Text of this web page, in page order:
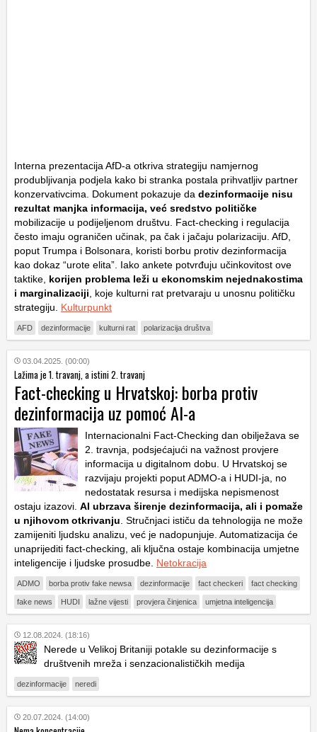
Interna prezentacija AfD-a otkriva strategiju namjernog
produbljivanja podjela kako bi stranka postala prihvatljiv partner
konzervativcima. Dokument pokazuje da dezinformacije nisu
rezultat manjka informacija, već sredstvo političke
mobilizacije u podijeljenom društvu. Fact-checking i regulacija
često imaju ograničen učinak, pa čak i jačaju polarizaciju. AfD,
poput Trumpa i Bolsonara, koristi borbu protiv dezinformacija
kao dokaz “urote elita”. Iako ankete potvrđuju učinkovitost ove
taktike, korijen problema leži u ekonomskim nejednakostima
i marginalizaciji, koje kulturni rat pretvaraju u unosnu političku
strategiju. Kulturpunkt
AFD dezinformacije kulturni rat polarizacija društva
03.04.2025. (00:00)
Lažima je 1. travanj, a istini 2. travanj
Fact-checking u Hrvatskoj: borba protiv
dezinformacija uz pomoć AI-a
Internacionalni Fact-Checking dan obilježava se
2. travnja, podsjećajući na važnost provjere
informacija u digitalnom dobu. U Hrvatskoj se
razvijaju projekti poput ADMO-a i HUDI-ja, no
nedostatak resursa i medijska nepismenost
ostaju izazovi. AI ubrzava širenje dezinformacija, ali i pomaže
u njihovom otkrivanju. Stručnjaci ističu da tehnologija ne može
zamijeniti ljudsku analizu, već je nadopunjuje. Automatizacija će
unaprijediti fact-checking, ali ključna ostaje kombinacija umjetne
inteligencije i ljudske prosudbe. Netokracija
ADMO borba protiv fake newsa dezinformacije fact checkeri fact checking
fake news HUDI lažne vijesti provjera činjenica umjetna inteligencija
12.08.2024. (18:16)
Nerede u Velikoj Britaniji potakle su dezinformacije s
društvenih mreža i senzacionalističkih medija
dezinformacije neredi
20.07.2024. (14:00)